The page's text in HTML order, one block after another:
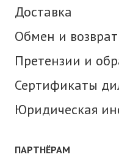
Доставка
Обмен и
Претензии и
Сертификаты
Юридическая
ПАРТНЁРАМ